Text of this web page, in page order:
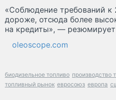
«Соблюдение требований к
дороже, отсюда более
на кредиты», — резюмирует
oleoscope.com
биодизельное топливо производство
топливный рынок евросоюз европа